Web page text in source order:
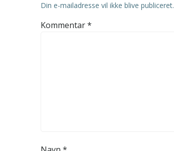
Din e-mailadresse vil ikke blive publiceret.
Kommentar*